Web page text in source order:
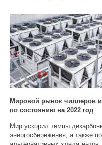
Мировой рынок чиллеров и
по состоянию на 2022 год
Мир ускорил темпы
энергосбережения, а также